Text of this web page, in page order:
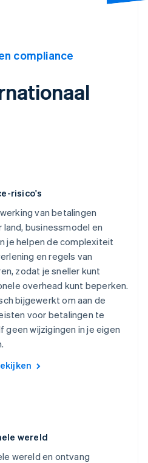
compliance
risico's
van betalingen
businessmodel en
je helpen de complexiteit
en regels van
zodat je sneller kunt
overhead kunt beperken.
bijgewerkt om aan de
voor betalingen te
geen wijzigingen in je eigen
wereld
wereld en ontvang